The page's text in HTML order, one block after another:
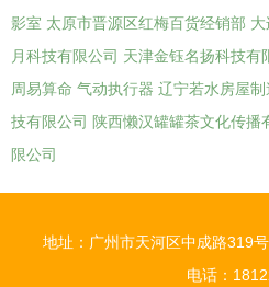
影室 太原市晋源区红梅百货经销部
月科技有限公司 天津金钰名扬科技有
周易算命 气动执行器 辽宁若水房屋制
技有限公司 陕西懒汉罐罐茶文化传播
限公司
地址：广州市天河区中成路319
电话：